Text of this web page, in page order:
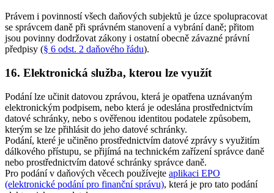
Právem i povinností všech daňových subjektů je úzce spolupracovat
se správcem daně při správném stanovení a vybrání daně; přitom
jsou povinny dodržovat zákony i ostatní obecně závazné právní
předpisy (§ 6 odst. 2 daňového řádu).
16. Elektronická služba, kterou lze využít
Podání lze učinit datovou zprávou, která je opatřena uznávaným
elektronickým podpisem, nebo která je odeslána prostřednictvím
datové schránky, nebo s ověřenou identitou podatele způsobem,
kterým se lze přihlásit do jeho datové schránky.
Podání, které je učiněno prostřednictvím datové zprávy s využitím
dálkového přístupu, se přijímá na technickém zařízení správce daně
nebo prostřednictvím datové schránky správce daně.
Pro podání v daňových věcech používejte aplikaci EPO
(elektronické podání pro finanční správu), která je pro tato podání